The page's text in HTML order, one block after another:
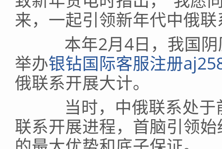
来，一起引领新年代中俄
本年2月4日，我国阴
举办银钻国际客服注册
俄联系开展大计。
当时，中俄联系处于
联系开展进程，首脑引领